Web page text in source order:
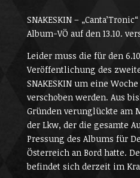
SNAKESKIN – „Canta’Tronic“
Album-VÖ auf den 13.10.
Leider muss die für den
Veröffentlichung des
SNAKESKIN um eine Woche
verschoben werden. Aus
Gründen verunglückte am
der Lkw, der die gesamte
Pressung des Albums für
Österreich an Bord hatte.
befindet sich derzeit im